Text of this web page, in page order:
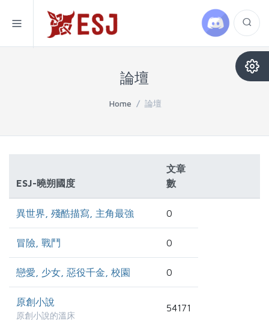
論壇
Home / 論壇
ESJ-曉朔國度
文章
數
異世界, 殘酷描寫, 主角最強 0
冒險, 戰鬥 0
戀愛, 少女, 惡役千金, 校園 0
原創小說
原創小說的溫床
54171